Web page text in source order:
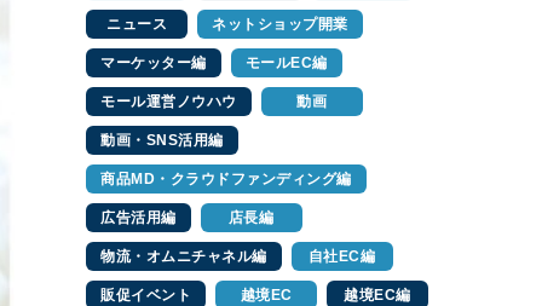
ニュース ネットショップ開業
マーケッター編 モールEC編
モール運営ノウハウ 動画
動画・SNS活用編
商品MD・クラウドファンディング編
広告活用編 店長編
物流・オムニチャネル編 自社EC編
販促イベント 越境EC 越境EC編